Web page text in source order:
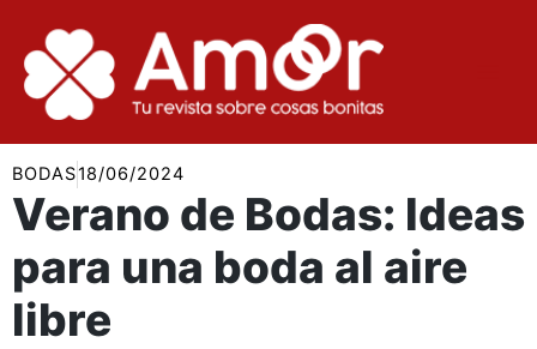
contenido
BODAS18/06/2024
Verano de Bodas: Ideas
para una boda al aire
libre